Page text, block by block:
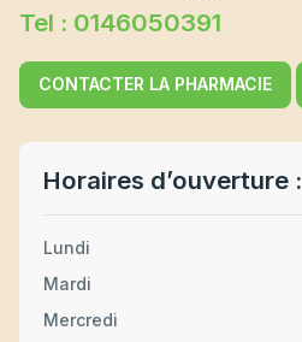
Tel : 0146050391
CONTACTER LA PHARMACIE
Horaires d’ouverture :
Lundi
Mardi
Mercredi